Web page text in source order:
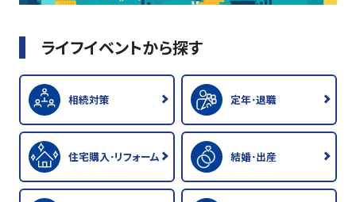
ライフイベントから探す
相続対策 定年･退職
住宅購入･リフォーム 結婚･出産